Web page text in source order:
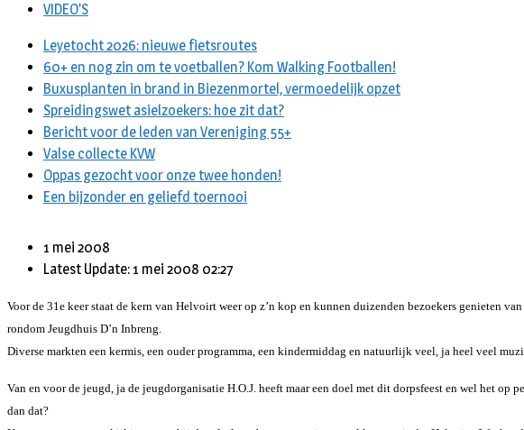
VIDEO’S
Leyetocht 2026: nieuwe fietsroutes
60+ en nog zin om te voetballen? Kom Walking Footballen!
Buxusplanten in brand in Biezenmortel, vermoedelijk opzet
Spreidingswet asielzoekers: hoe zit dat?
Bericht voor de leden van Vereniging 55+
Valse collecte KVW
Oppas gezocht voor onze twee honden!
Een bijzonder en geliefd toernooi
1 mei 2008
Latest Update: 1 mei 2008 02:27
Voor de 31e keer staat de kern van Helvoirt weer op z’n kop en kunnen duizenden bezoekers genieten
rondom Jeugdhuis D’n Inbreng.
Diverse markten een kermis, een ouder programma, een kindermiddag en natuurlijk veel, ja heel veel
Van en voor de jeugd, ja de jeugdorganisatie H.O.J. heeft maar een doel met dit dorpsfeest en wel het
dan dat?